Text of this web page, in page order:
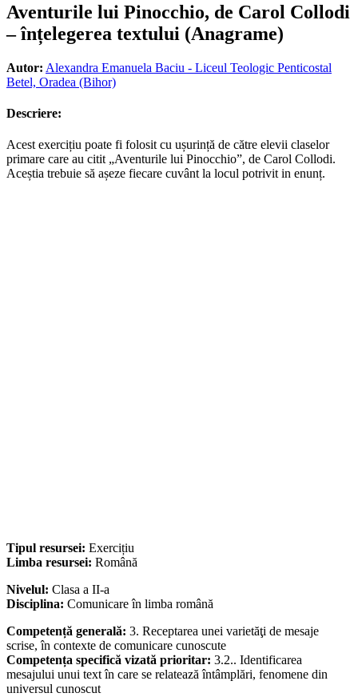
Aventurile lui Pinocchio, de Carol Collodi
– înțelegerea textului (Anagrame)
Autor: Alexandra Emanuela Baciu - Liceul Teologic Penticostal
Betel, Oradea (Bihor)
Descriere:
Acest exercițiu poate fi folosit cu ușurință de către elevii claselor
primare care au citit „Aventurile lui Pinocchio”, de Carol Collodi.
Aceștia trebuie să așeze fiecare cuvânt la locul potrivit in enunț.
Tipul resursei: Exercițiu
Limba resursei: Română
Nivelul: Clasa a II-a
Disciplina: Comunicare în limba română
Competență generală: 3. Receptarea unei varietăţi de mesaje
scrise, în contexte de comunicare cunoscute
Competența specifică vizată prioritar: 3.2.. Identificarea
mesajului unui text în care se relatează întâmplări, fenomene din
universul cunoscut